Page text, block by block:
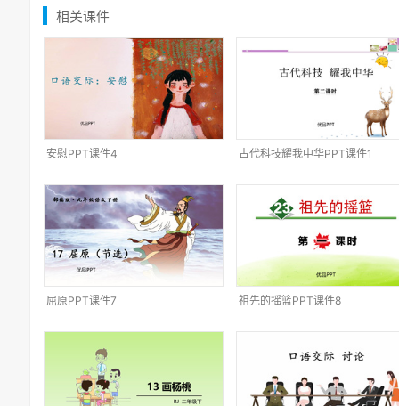
相关课件
安慰PPT课件4 古代科技耀我中华PPT课件1
屈原PPT课件7 祖先的摇篮PPT课件8